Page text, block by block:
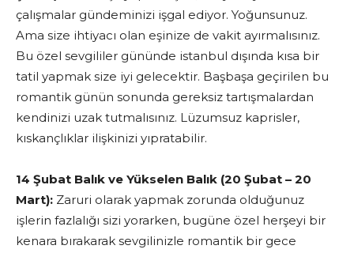
çalışmalar gündeminizi işgal ediyor. Yoğunsunuz.
Ama size ihtiyacı olan eşinize de vakit ayırmalısınız.
Bu özel sevgililer gününde istanbul dışında kısa bir
tatil yapmak size iyi gelecektir. Başbaşa geçirilen bu
romantik günün sonunda gereksiz tartışmalardan
kendinizi uzak tutmalısınız. Lüzumsuz kaprisler,
kıskançlıklar ilişkinizi yıpratabilir.
14 Şubat Balık ve Yükselen Balık (20 Şubat – 20
Mart): Zaruri olarak yapmak zorunda olduğunuz
işlerin fazlalığı sizi yorarken, bugüne özel herşeyi bir
kenara bırakarak sevgilinizle romantik bir gece